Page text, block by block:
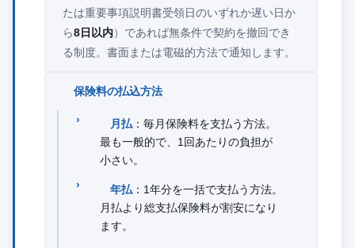
たは重要事項説明書受領日のいずれか遅い日か
ら8日以内）であれば無条件で契約を撤回でき
る制度。書面または電磁的方法で通知します。
保険料の払込方法
月払：毎月保険料を支払う方法。
最も一般的で、1回あたりの負担が
小さい。
年払：1年分を一括で支払う方法。
月払より総支払保険料が割安になり
ます。